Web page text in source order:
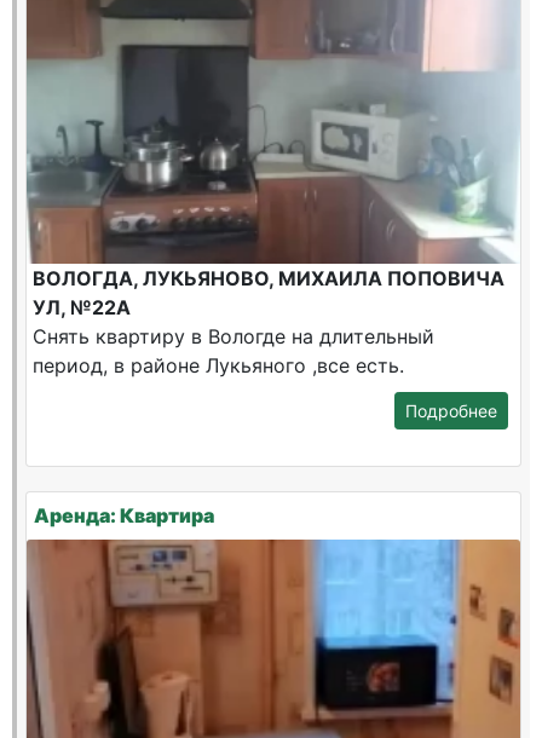
ВОЛОГДА, ЛУКЬЯНОВО, МИХАИЛА ПОПОВИЧА
УЛ, №22А
Снять квартиру в Вологде на длительный
период, в районе Лукьяного ,все есть.
Подробнее
Аренда: Квартира